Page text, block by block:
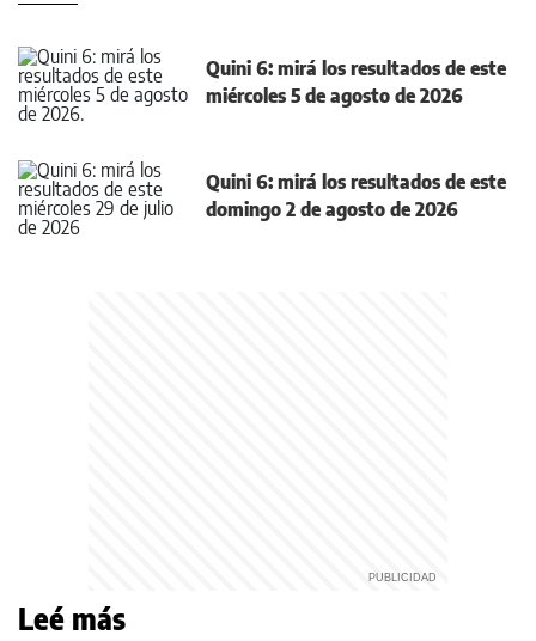
Quini 6: mirá los resultados de este
miércoles 5 de agosto de 2026
Quini 6: mirá los resultados de este
domingo 2 de agosto de 2026
Leé más